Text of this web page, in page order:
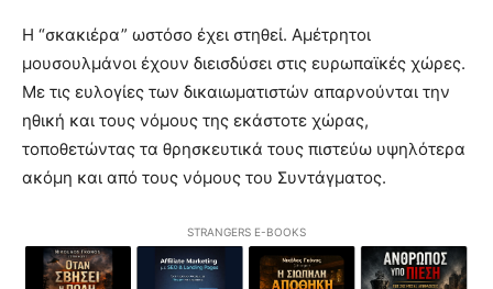
Η “σκακιέρα” ωστόσο έχει στηθεί. Αμέτρητοι
μουσουλμάνοι έχουν διεισδύσει στις ευρωπαϊκές χώρες.
Με τις ευλογίες των δικαιωματιστών απαρνούνται την
ηθική και τους νόμους της εκάστοτε χώρας,
τοποθετώντας τα θρησκευτικά τους πιστεύω υψηλότερα
ακόμη και από τους νόμους του Συντάγματος.
STRANGERS E-BOOKS